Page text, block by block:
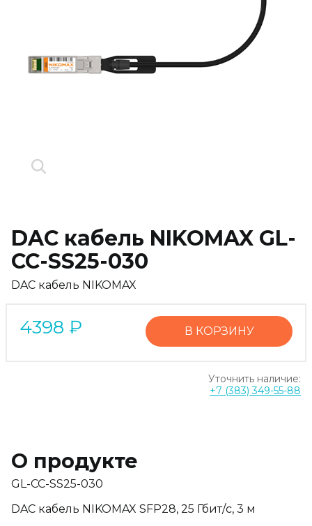
DAC кабель NIKOMAX GL-
CC-SS25-030
DAC кабель NIKOMAX
4398 ₽ В КОРЗИНУ
Уточнить наличие:
+7 (383) 349-55-88
О продукте
GL-CC-SS25-030
DAC кабель NIKOMAX SFP28, 25 Гбит/с, 3 м